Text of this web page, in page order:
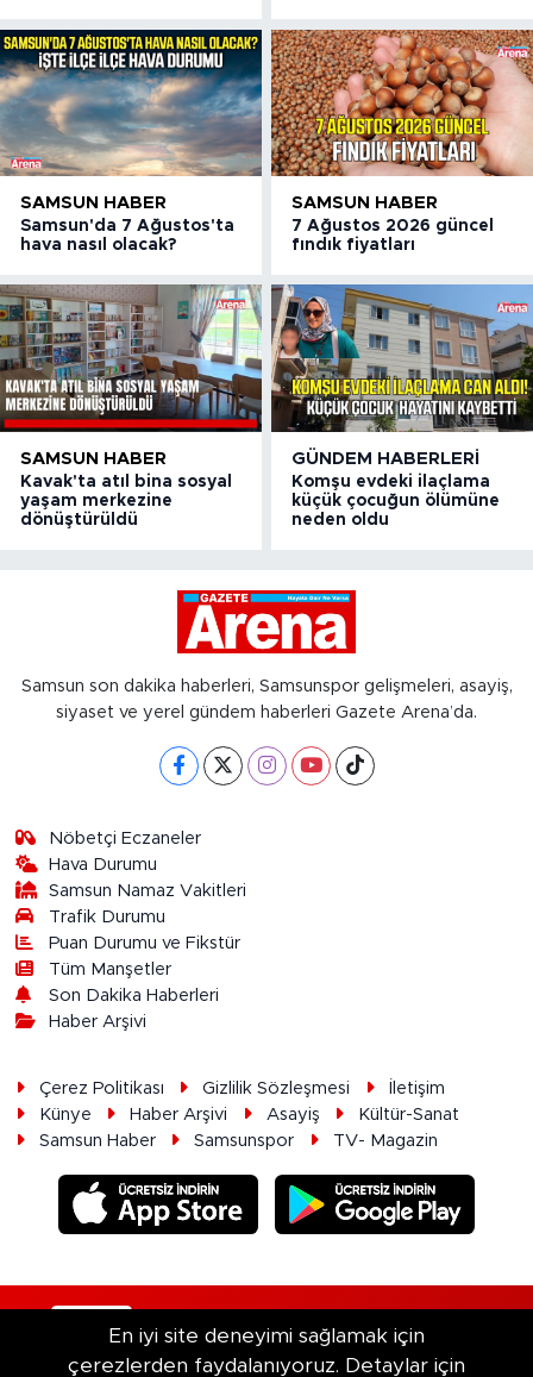
SAMSUN HABER
Samsun'da 7 Ağustos'ta
hava nasıl olacak?
SAMSUN HABER
7 Ağustos 2026 güncel
fındık fiyatları
SAMSUN HABER
Kavak'ta atıl bina sosyal
yaşam merkezine
dönüştürüldü
GÜNDEM HABERLERI
Komşu evdeki ilaçlama
küçük çocuğun ölümüne
neden oldu
Samsun son dakika haberleri, Samsunspor gelişmeleri, asayiş,
siyaset ve yerel gündem haberleri Gazete Arena’da.
Nöbetçi Eczaneler
Hava Durumu
Samsun Namaz Vakitleri
Trafik Durumu
Puan Durumu ve Fikstür
Tüm Manşetler
Son Dakika Haberleri
Haber Arşivi
Çerez Politikası Gizlilik Sözleşmesi
İletişim
Künye
Haber Arşivi Asayiş
Kültür-Sanat
Samsun Haber
Samsunspor TV- Magazin
En iyi site deneyimi sağlamak için
çerezlerden faydalanıyoruz. Detaylar için